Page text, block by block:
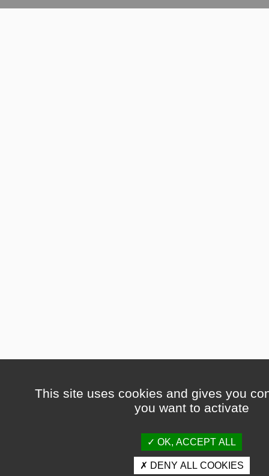
This site uses cookies and gives you
you want to activate
OK, ACCEPT ALL
DENY ALL COOKIES